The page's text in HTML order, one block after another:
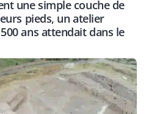
une simple couche de
pieds, un atelier
ans attendait dans le